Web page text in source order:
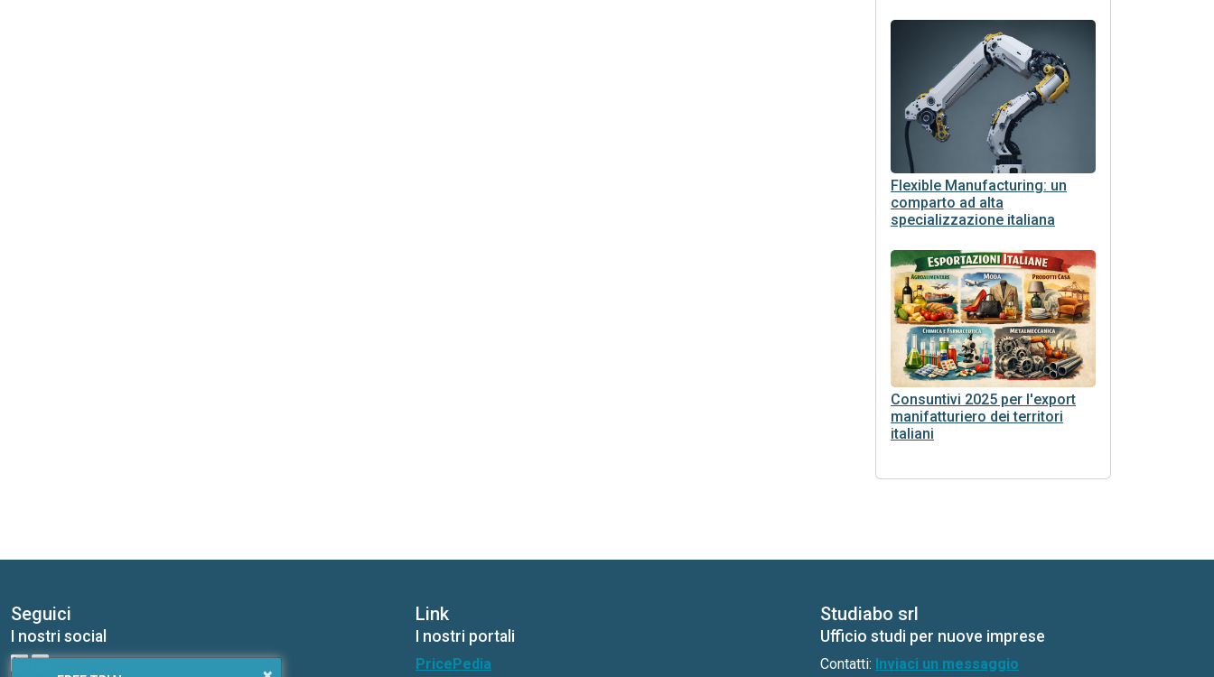
Flexible Manufacturing: un
comparto ad alta
specializzazione italiana
Consuntivi 2025 per l'export
manifatturiero dei territori
italiani
Seguici
I nostri social
Link
I nostri portali
PricePedia
Studiabo srl
Ufficio studi per nuove imprese
Contatti: Inviaci un messaggio